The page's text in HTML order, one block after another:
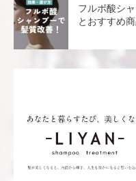
フルボ酸シ
とおすすめ